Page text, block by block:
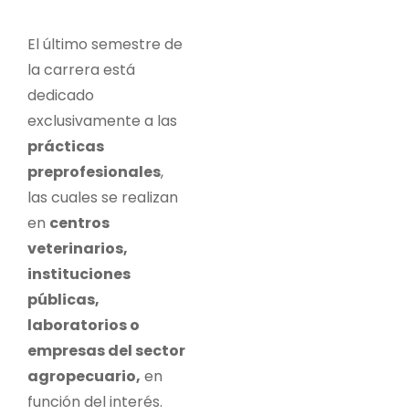
El último semestre de
la carrera está
dedicado
exclusivamente a las
prácticas
preprofesionales,
las cuales se realizan
en centros
veterinarios,
instituciones
públicas,
laboratorios o
empresas del sector
agropecuario, en
función del interés.